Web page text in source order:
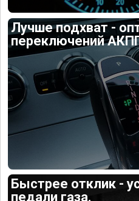
Лучше подхват -
переключений
Быстрее отклик -
педали газа.